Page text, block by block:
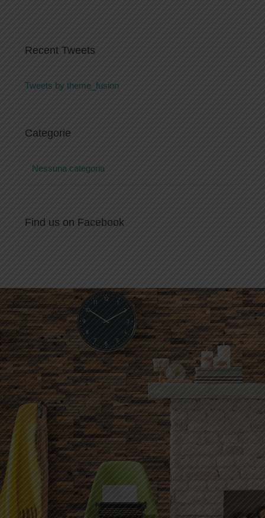
Recent Tweets
Tweets by theme_fusion
Categorie
Nessuna categoria
Find us on Facebook